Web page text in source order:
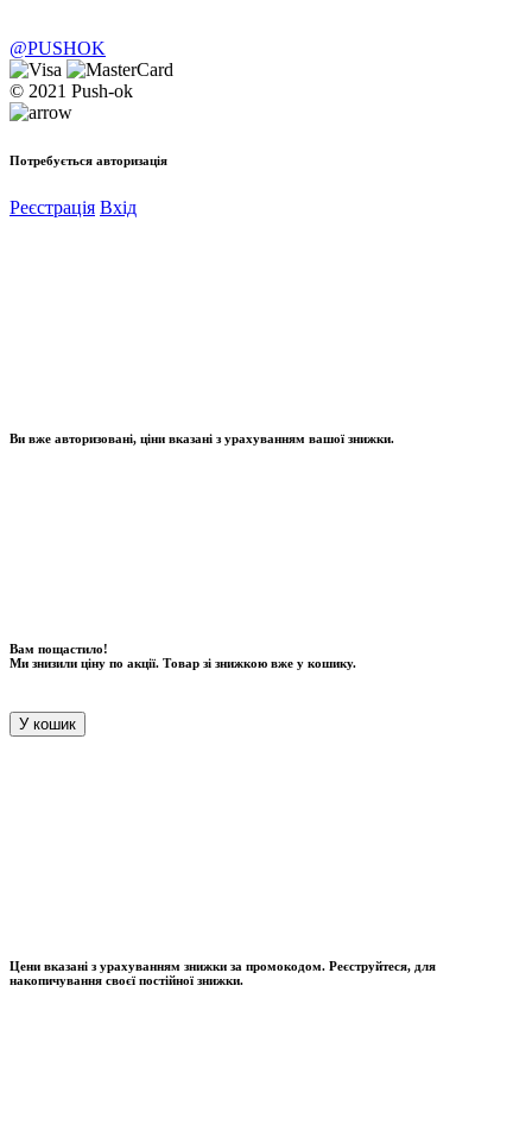
@PUSHOK
© 2021 Push-ok
Потребується авторизація
Реєстрація Вхід
Ви вже авторизовані, ціни вказані з урахуванням вашої знижки.
Вам пощастило!
Ми знизили ціну по акції. Товар зі знижкою вже у кошику.
У кошик
Цени вказані з урахуванням знижки за промокодом. Реєструйтеся, для
накопичування своєї постійної знижки.